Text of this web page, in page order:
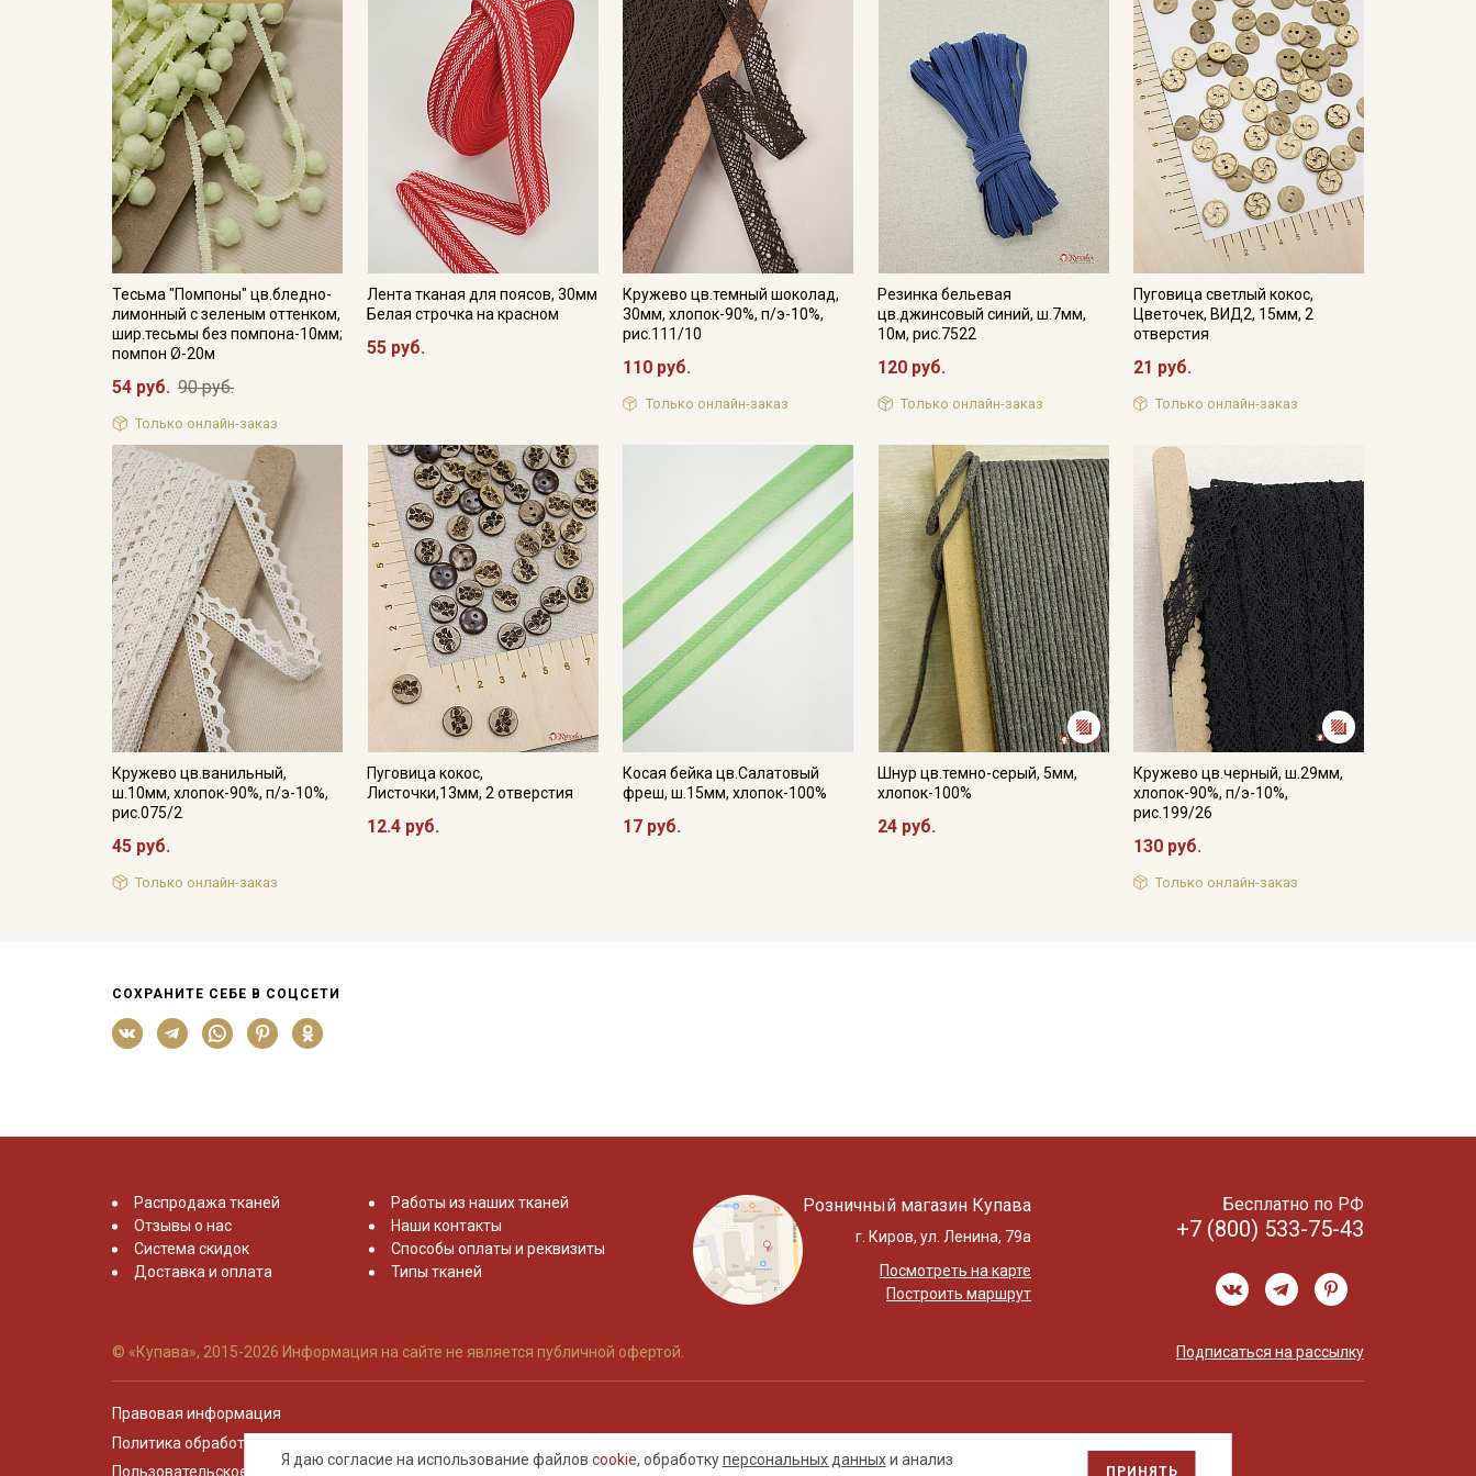
Тесьма "Помпоны" цв.бледно-
лимонный с зеленым оттенком,
шир.тесьмы без помпона-10мм;
помпон Ø-20м
54 руб. 90 руб.
Только онлайн-заказ
Лента тканая для поясов, 30мм
Белая строчка на красном
55 руб.
Кружево цв.темный шоколад,
30мм, хлопок-90%, п/э-10%,
рис.111/10
110 руб.
Только онлайн-заказ
Резинка бельевая
цв.джинсовый синий, ш.7мм,
10м, рис.7522
120 руб.
Только онлайн-заказ
Пуговица светлый кокос,
Цветочек, ВИД2, 15мм, 2
отверстия
21 руб.
Только онлайн-заказ
Кружево цв.ванильный,
ш.10мм, хлопок-90%, п/э-10%,
рис.075/2
45 руб.
Только онлайн-заказ
Пуговица кокос,
Листочки,13мм, 2 отверстия
12.4 руб.
Косая бейка цв.Салатовый
фреш, ш.15мм, хлопок-100%
17 руб.
Шнур цв.темно-серый, 5мм,
хлопок-100%
24 руб.
Кружево цв.черный, ш.29мм,
хлопок-90%, п/э-10%,
рис.199/26
130 руб.
Только онлайн-заказ
СОХРАНИТЕ СЕБЕ В СОЦСЕТИ
Я даю согласие на использование файлов cookie, обработкуперсональных данныхи анализ
ПРИНЯТЬ
Распродажа тканей
Отзывы о нас
Система скидок
Доставка и оплата
Работы из наших тканей
Наши контакты
Способы оплаты и реквизиты
Типы тканей
Розничный магазин Купава
г. Киров, ул. Ленина, 79а
Посмотреть на карте
Построить маршрут
Бесплатно по РФ
+7 (800) 533-75-43
© «Купава», 2015-2026 Информация на сайте не является публичной офертой. Подписаться на рассылку
Правовая информация
Политика обработки персональных данных
Пользовательское соглашение
Подписаться
Ознакомлен(а) сПолитикой обработки персональных
и даюСогласие на обработку персональных
Согласие на получение рекламных и
информационных рассылок